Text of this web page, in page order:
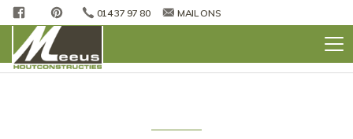
FACEBOOKPINTEREST
014 37 97 80 MAIL ONS